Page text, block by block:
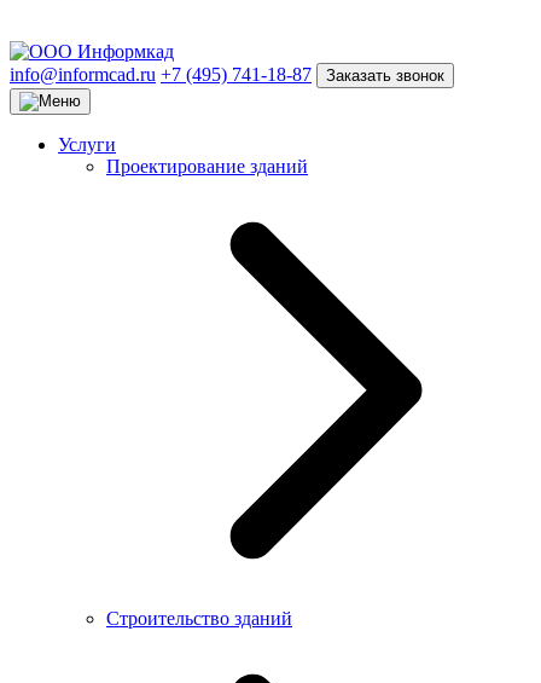
info@informcad.ru +7 (495) 741-18-87 Заказать звонок
Услуги
Проектирование зданий
Строительство зданий